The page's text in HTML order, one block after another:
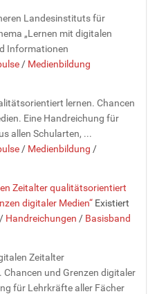
Landesinstituts für
„Lernen mit digitalen
Informationen
/ Medienbildung
lernen. Chancen
Eine Handreichung für
allen Schularten, ...
/ Medienbildung /
Zeitalter qualitätsorientiert
digitaler Medien“ Existiert
/ Handreichungen / Basisband
Zeitalter
und Grenzen digitaler
für Lehrkräfte aller Fächer